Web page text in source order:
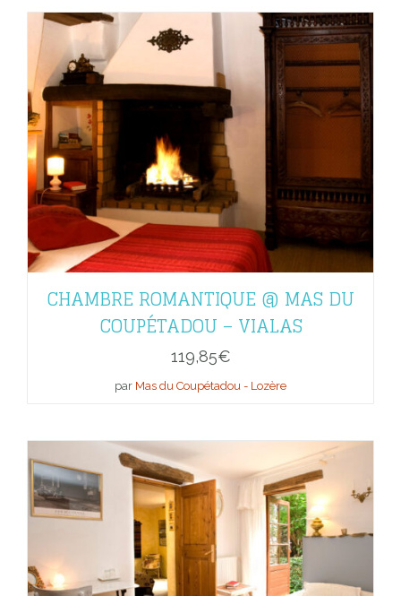
CHAMBRE ROMANTIQUE @ MAS DU
COUPÉTADOU – VIALAS
119,85€
par Mas du Coupétadou - Lozère